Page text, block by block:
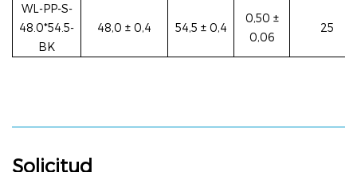
WL-PP-S-
48.0*54.5-
BK
48,0 ± 0,4 54,5 ± 0,4
0,50 ±
0,06
25
Solicitud